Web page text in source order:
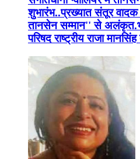
शुभारंभ..प्रख्यात संतूर वादक
तानसेन सम्मान'' से
परिषद राष्ट्रीय राजा